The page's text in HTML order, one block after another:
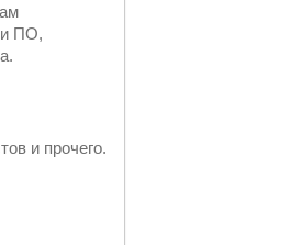
ПО,
и прочего.